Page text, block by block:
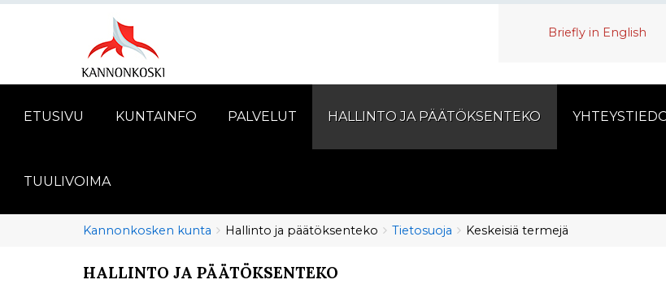
Briefly in English
ETUSIVU KUNTAINFO PALVELUT HALLINTO JA PÄÄTÖKSENTEKO
TUULIVOIMA
Murupolku
You
here:
Kannonkosken kunta Hallinto ja päätöksenteko Tietosuoja Keskeisiä termejä
You
HALLINTO JA PÄÄTÖKSENTEKO